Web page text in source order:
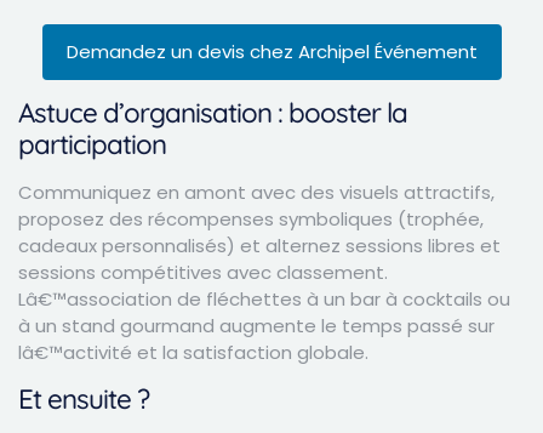
Demandez un devis chez Archipel Événement
Astuce d’organisation : booster la
participation
Communiquez en amont avec des visuels attractifs,
proposez des récompenses symboliques (trophée,
cadeaux personnalisés) et alternez sessions libres et
sessions compétitives avec classement.
Lâ€™association de fléchettes à un bar à cocktails ou
à un stand gourmand augmente le temps passé sur
lâ€™activité et la satisfaction globale.
Et ensuite ?